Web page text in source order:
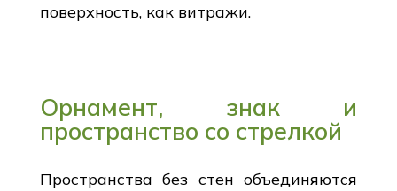
поверхность, как витражи.
Орнамент, знак и
пространство со стрелкой
Пространства без стен объединяются